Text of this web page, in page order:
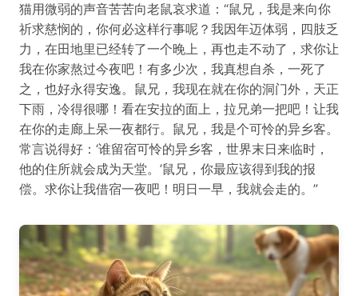
猫用微弱的声音苦苦向老鼠哀求道：“鼠兄，我是来向你
祈求慈悯的，你何必这样行事呢？我因年迈体弱，四肢乏
力，在田地里已经转了一个晚上，再也走不动了，求你让
我在你家熬过今夜吧！有多少次，我真想自杀，一死了
之，也好永得安逸。鼠兄，我现在就在你的洞门外，天正
下雨，冷得很哪！看在安拉的面上，拉兄弟一把吧！让我
在你的走廊上呆一夜都行。鼠兄，我是个可怜的异乡客。
常言说得好：‘谁留宿可怜的异乡客，世界末日来临时，
他的住所就会成为天堂。’鼠兄，你最应该得到我的报
偿。求你让我借宿一夜吧！明日一早，我就会走的。”